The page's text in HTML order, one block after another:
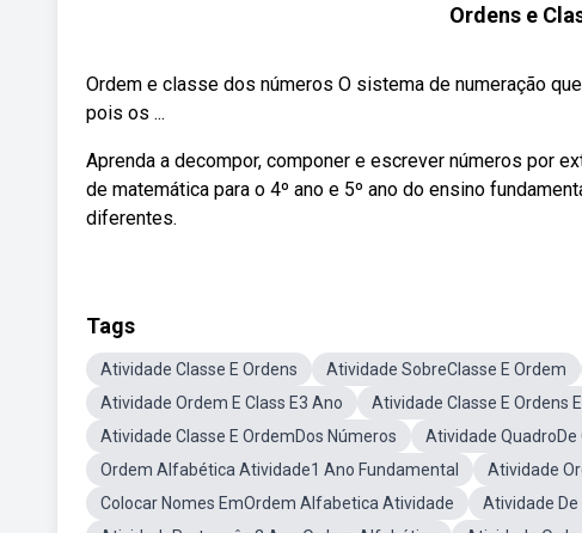
Ordens e
Ordem e classe dos números O sistema de numeração
pois os ...
Aprenda a decompor, componer e escrever números por
de matemática para o 4º ano e 5º ano do ensino
diferentes.
Tags
Atividade Classe E Ordens Atividade SobreClasse E Ordem
Atividade Ordem E Class E3 Ano
Atividade Classe E Ordens
Atividade Classe E OrdemDos Números
Atividade QuadroDe
Ordem Alfabética Atividade1 Ano Fundamental
Atividade
Colocar Nomes EmOrdem Alfabetica Atividade
Atividade